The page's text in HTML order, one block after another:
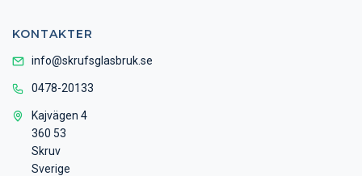
KONTAKTER
info@skrufsglasbruk.se
0478-20133
Kajvägen 4
360 53
Skruv
Sverige